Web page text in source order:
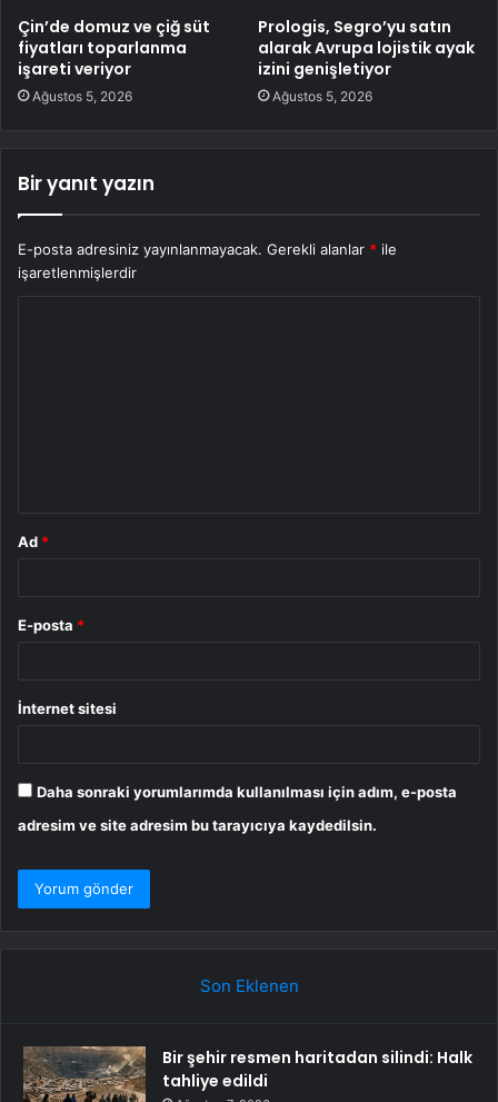
Çin’de domuz ve çiğ süt
fiyatları toparlanma
işareti veriyor
Ağustos 5, 2026
Prologis, Segro’yu satın
alarak Avrupa lojistik ayak
izini genişletiyor
Ağustos 5, 2026
Bir yanıt yazın
E-posta adresiniz yayınlanmayacak. Gerekli alanlar * ile
işaretlenmişlerdir
Ad *
E-posta *
İnternet sitesi
Daha sonraki yorumlarımda kullanılması için adım, e-posta
adresim ve site adresim bu tarayıcıya kaydedilsin.
Son Eklenen
Bir şehir resmen haritadan silindi: Halk
tahliye edildi